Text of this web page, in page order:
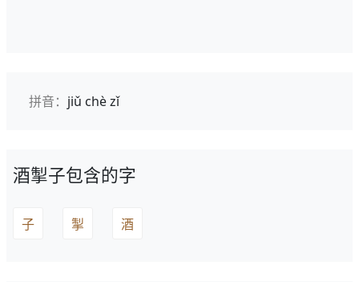
拼音： jiǔ chè zǐ
酒掣子包含的字
子 掣 酒